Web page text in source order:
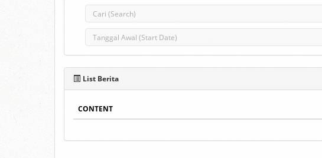
List Berita
CONTENT